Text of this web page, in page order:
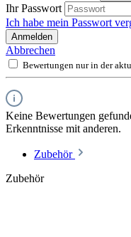
Ihr Passwort
Ich habe mein Passwort
Anmelden
Abbrechen
Bewertungen nur in der
Keine Bewertungen
Erkenntnisse mit anderen.
Zubehör
Zubehör